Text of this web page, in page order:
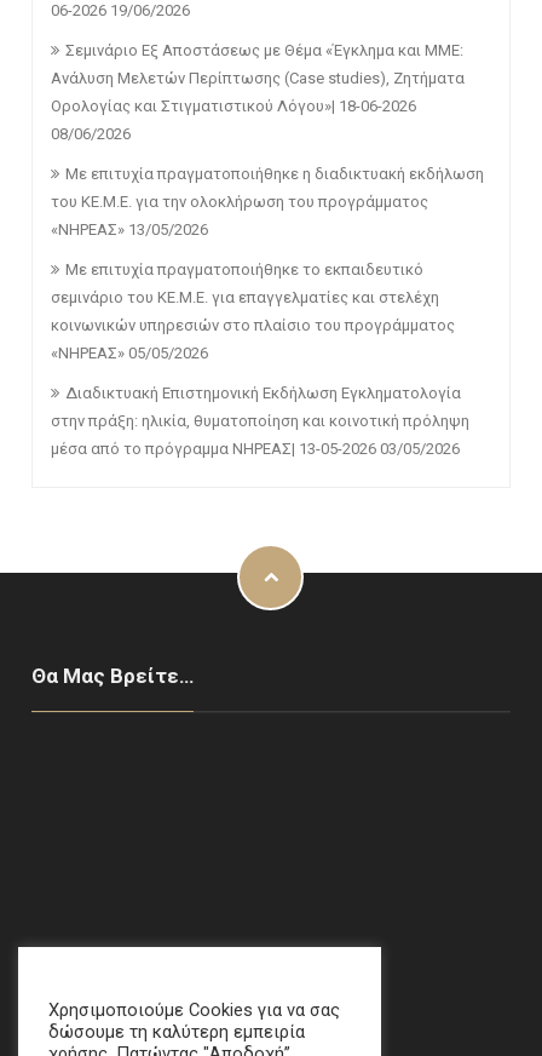
06-2026 19/06/2026
Σεμινάριο Εξ Αποστάσεως με Θέμα «Έγκλημα και ΜΜΕ:
Ανάλυση Μελετών Περίπτωσης (Case studies), Ζητήματα
Ορολογίας και Στιγματιστικού Λόγου»| 18-06-2026
08/06/2026
Με επιτυχία πραγματοποιήθηκε η διαδικτυακή εκδήλωση
του ΚΕ.Μ.Ε. για την ολοκλήρωση του προγράμματος
«ΝΗΡΕΑΣ» 13/05/2026
Με επιτυχία πραγματοποιήθηκε το εκπαιδευτικό
σεμινάριο του ΚΕ.Μ.Ε. για επαγγελματίες και στελέχη
κοινωνικών υπηρεσιών στο πλαίσιο του προγράμματος
«ΝΗΡΕΑΣ» 05/05/2026
Διαδικτυακή Επιστημονική Εκδήλωση Εγκληματολογία
στην πράξη: ηλικία, θυματοποίηση και κοινοτική πρόληψη
μέσα από το πρόγραμμα ΝΗΡΕΑΣ| 13-05-2026 03/05/2026
Θα Μας Βρείτε…
email:crime[at]e-keme[dot]gr
Χρησιμοποιούμε Cookies για να σας
δώσουμε τη καλύτερη εμπειρία